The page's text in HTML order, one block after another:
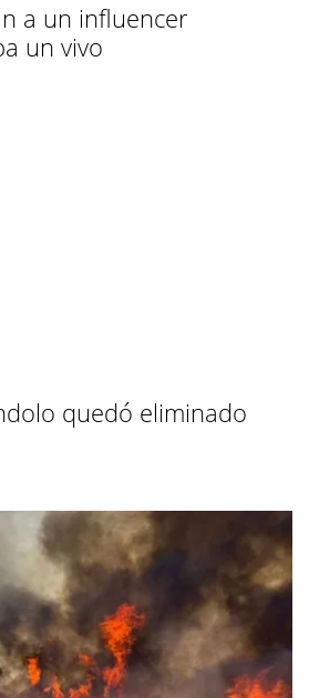
a un influencer
un vivo
quedó eliminado